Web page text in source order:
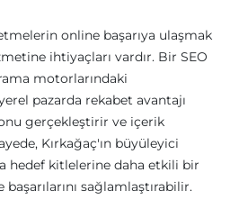
online başarıya ulaşmak
ihtiyaçları vardır. Bir SEO
motorlarındaki
pazarda rekabet avantajı
gerçekleştirir ve içerik
Kırkağaç'ın büyüleyici
hedef kitlelerine daha etkili bir
sağlamlaştırabilir.